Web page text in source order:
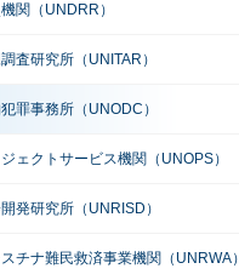
関（UNDRR）
査研究所（UNITAR）
罪事務所（UNODC）
ェクトサービス機関（UNOPS）
発研究所（UNRISD）
チナ難民救済事業機関（UNRWA）